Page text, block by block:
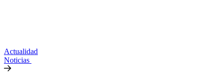
Actualidad
Noticias